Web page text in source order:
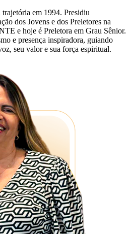
em 1994. Presidiu
dos Jovens e dos Preletores na
e hoje é Preletora em Grau Sênior.
e presença inspiradora, guiando
seu valor e sua força espiritual.